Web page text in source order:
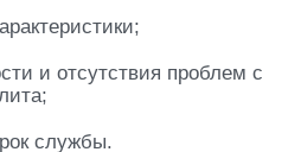
и отсутствия проблем с
службы.